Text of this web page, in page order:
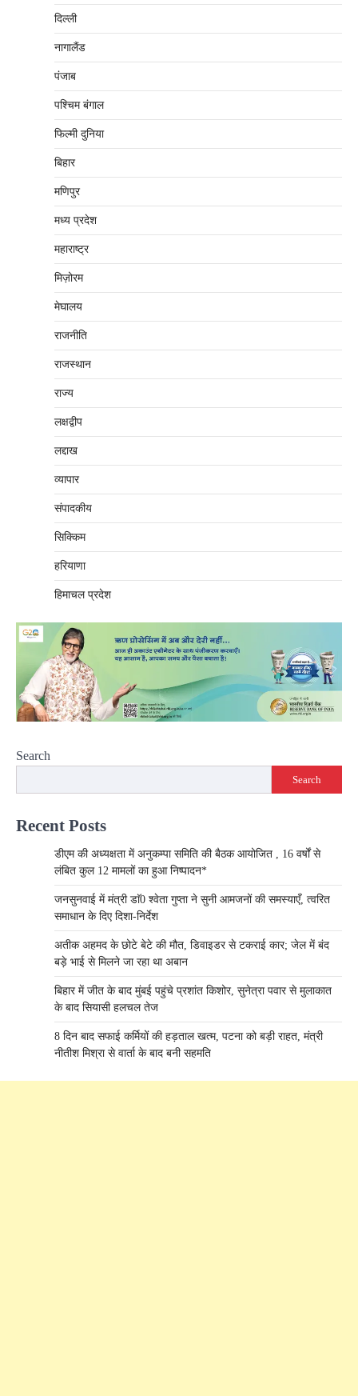
दिल्‍ली
नागालैंड
पंजाब
पश्चिम बंगाल
फिल्मी दुनिया
बिहार
मणिपुर
मध्‍य प्रदेश
महाराष्‍ट्र
मिज़ोरम
मेघालय
राजनीति
राजस्थान
राज्य
लक्षद्वीप
लद्दाख
व्यापार
संपादकीय
सिक्किम
हरियाणा
हिमाचल प्रदेश
Search
Search
Recent Posts
डीएम की अध्यक्षता में अनुकम्पा समिति की बैठक आयोजित , 16 वर्षों से
लंबित कुल 12 मामलों का हुआ निष्पादन*
जनसुनवाई में मंत्री डाॅ0 श्वेता गुप्ता ने सुनी आमजनों की समस्याएँ, त्वरित
समाधान के दिए दिशा-निर्देश
अतीक अहमद के छोटे बेटे की मौत, डिवाइडर से टकराई कार; जेल में बंद
बड़े भाई से मिलने जा रहा था अबान
बिहार में जीत के बाद मुंबई पहुंचे प्रशांत किशोर, सुनेत्रा पवार से मुलाकात
के बाद सियासी हलचल तेज
8 दिन बाद सफाई कर्मियों की हड़ताल खत्म, पटना को बड़ी राहत, मंत्री
नीतीश मिश्रा से वार्ता के बाद बनी सहमति